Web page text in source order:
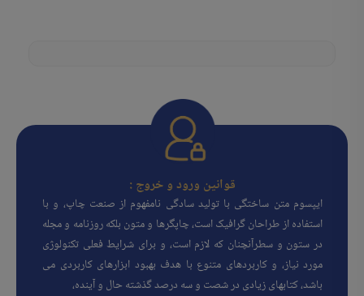
قوانین ورود و خروج :
ایپسوم متن ساختگی با تولید سادگی نامفهوم از صنعت چاپ، و با
استفاده از طراحان گرافیک است، چاپگرها و متون بلکه روزنامه و مجله
در ستون و سطرآنچنان که لازم است، و برای شرایط فعلی تکنولوژی
مورد نیاز، و کاربردهای متنوع با هدف بهبود ابزارهای کاربردی می
باشد، کتابهای زیادی در شصت و سه درصد گذشته حال و آینده،